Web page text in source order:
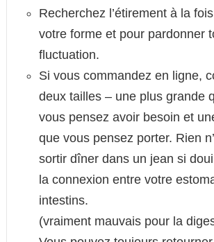
Recherchez l’étirement à la
votre forme et pour pardonner
fluctuation.
Si vous commandez en ligne,
deux tailles – une plus grande
vous pensez avoir besoin et
que vous pensez porter. Rien
sortir dîner dans un jean si
la connexion entre votre
intestins.
(vraiment mauvais pour la